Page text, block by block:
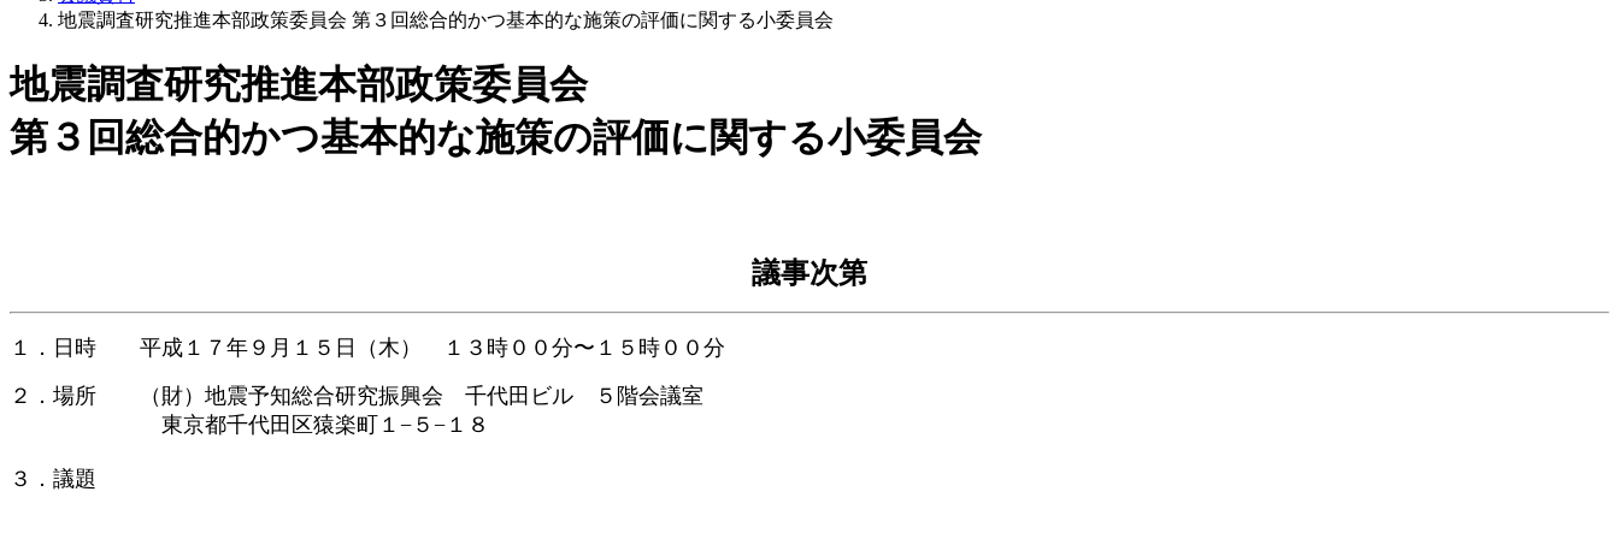
地震調査研究推進本部政策委員会 第３回総合的かつ基本的な施策の評価に関する小委員会
地震調査研究推進本部政策委員会
第３回総合的かつ基本的な施策の評価に関する小委員会
議事次第
１．日時 平成１７年９月１５日（木） １３時００分〜１５時００分
２．場所 （財）地震予知総合研究振興会 千代田ビル ５階会議室
東京都千代田区猿楽町１−５−１８
３．議題